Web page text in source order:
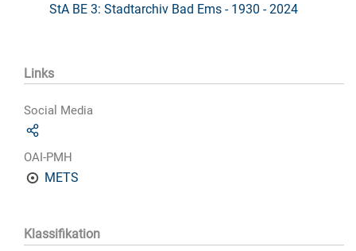
StA BE 3: Stadtarchiv Bad Ems - 1930 - 2024
Links
Social Media
OAI-PMH
METS
Klassifikation